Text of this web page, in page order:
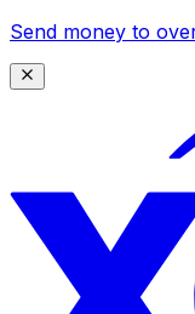
Send money to